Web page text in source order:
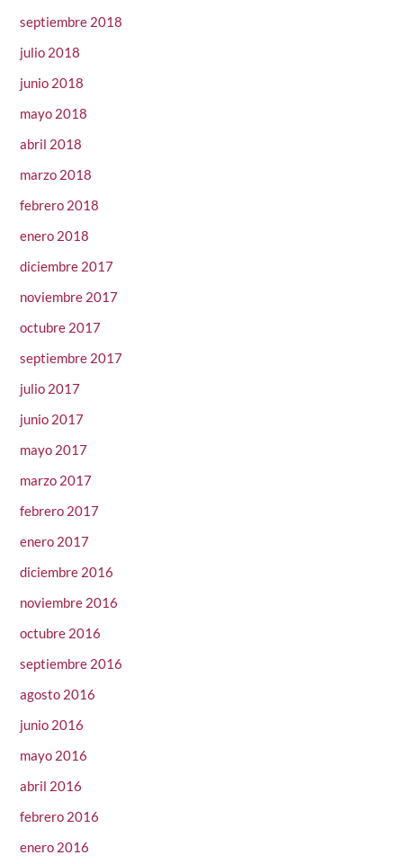
septiembre 2018
julio 2018
junio 2018
mayo 2018
abril 2018
marzo 2018
febrero 2018
enero 2018
diciembre 2017
noviembre 2017
octubre 2017
septiembre 2017
julio 2017
junio 2017
mayo 2017
marzo 2017
febrero 2017
enero 2017
diciembre 2016
noviembre 2016
octubre 2016
septiembre 2016
agosto 2016
junio 2016
mayo 2016
abril 2016
febrero 2016
enero 2016